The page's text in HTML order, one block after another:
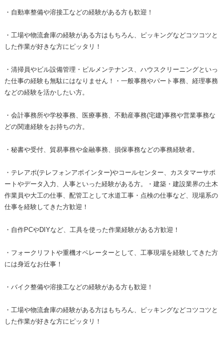
・自動車整備や溶接工などの経験がある方も歓迎！
・工場や物流倉庫の経験がある方はもちろん、ピッキングなどコツコツと
した作業が好きな方にピッタリ！
・清掃員やビル設備管理・ビルメンテナンス、ハウスクリーニングといっ
た仕事の経験も無駄にはなりません！・一般事務やパート事務、経理事務
などの経験を活かしたい方。
・会計事務所や学校事務、医療事務、不動産事務(宅建)事務や営業事務な
どの関連経験をお持ちの方。
・秘書や受付、貿易事務や金融事務、損保事務などの事務経験者。
・テレアポ(テレフォンアポインター)やコールセンター、カスタマーサポ
ートやデータ入力、人事といった経験がある方。・建築・建設業界の土木
作業員や大工の仕事、配管工として水道工事・点検の仕事など、現場系の
仕事を経験してきた方歓迎！
・自作PCやDIYなど、工具を使った作業経験がある方歓迎！
・フォークリフトや重機オペレーターとして、工事現場を経験してきた方
には身近なお仕事！
・バイク整備や溶接工などの経験がある方も歓迎！
・工場や物流倉庫の経験がある方はもちろん、ピッキングなどコツコツと
した作業が好きな方にピッタリ！